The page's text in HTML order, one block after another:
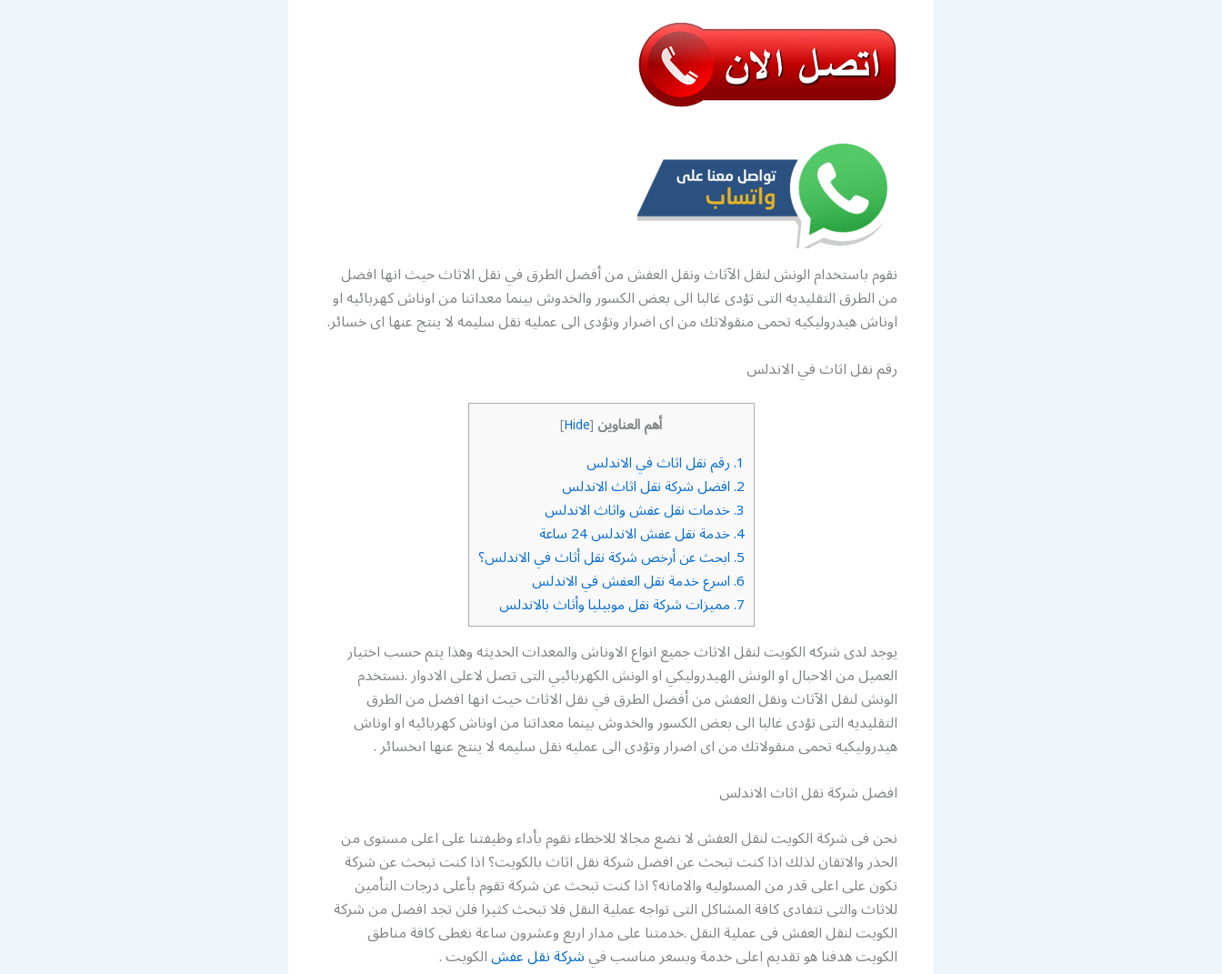
نقوم باستخدام الونش لنقل الآثاث ونقل العفش من أفضل الطرق في نقل الاثاث حيث انها افضل
من الطرق التقليديه التى تؤدى غالبا الى بعض الكسور والخدوش بينما معداتنا من اوناش كهربائيه او
اوناش هيدروليكيه تحمى منقولاتك من اى اضرار وتؤدى الى عمليه نقل سليمه لا ينتج عنها اى خسائر.
رقم نقل اثاث في الاندلس
أهم العناوين [
Hide
]
1. رقم نقل اثاث في الاندلس
2. افضل شركة نقل اثاث الاندلس
3. خدمات نقل عفش واثاث الاندلس
4. خدمة نقل عفش الاندلس 24 ساعة
5. ابحث عن أرخص شركة نقل أثاث في الاندلس؟
6. اسرع خدمة نقل العفش في الاندلس
7. مميزات شركة نقل موبيليا وأثاث بالاندلس
يوجد لدى شركه الكويت لنقل الاثاث جميع انواع الاوناش والمعدات الحديثه وهذا يتم حسب اختيار
العميل من الاحبال او الونش الهيدروليكي او الونش الكهربائيي التى تصل لاعلى الادوار .نستخدم
الونش لنقل الآثاث ونقل العفش من أفضل الطرق في نقل الاثاث حيث انها افضل من الطرق
التقليديه التى تؤدى غالبا الى بعض الكسور والخدوش بينما معداتنا من اوناش كهربائيه او اوناش
هيدروليكيه تحمى منقولاتك من اى اضرار وتؤدى الى عمليه نقل سليمه لا ينتج عنها اىخسائر .
افضل شركة نقل اثاث الاندلس
نحن فى شركة الكويت لنقل العفش لا نضع مجالا للاخطاء نقوم بأداء وظيفتنا على اعلى مستوى من
الحذر والاتقان لذلك اذا كنت تبحث عن افضل شركة نقل اثاث بالكويت؟ اذا كنت تبحث عن شركة
تكون على اعلى قدر من المسئوليه والامانه؟ اذا كنت تبحث عن شركة تقوم بأعلى درجات التأمين
للاثاث والتى تتفادى كافة المشاكل التى تواجه عملية النقل فلا تبحث كثيرا فلن تجد افضل من شركة
الكويت لنقل العفش فى عملية النقل .خدمتنا على مدار اربع وعشرون ساعة نغطى كافة مناطق
الكويت هدفنا هو تقديم اعلى خدمة وبسعر مناسب فيشركة نقل عفشالكويت .